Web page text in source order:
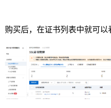
购买后，在证书列表中就可